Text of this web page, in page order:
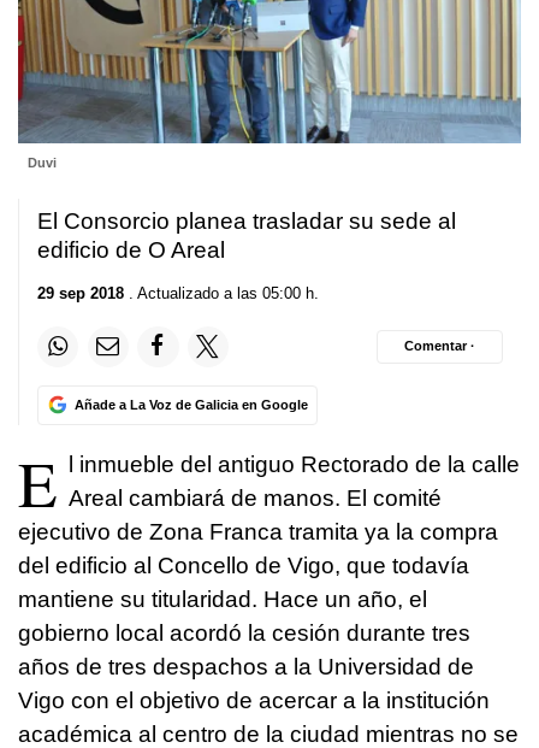
Duvi
El Consorcio planea trasladar su sede al
edificio de O Areal
29 sep 2018 . Actualizado a las 05:00 h.
Añade a La Voz de Galicia en Google
Comentar ·
E l inmueble del antiguo Rectorado de la calle
Areal cambiará de manos. El comité
ejecutivo de Zona Franca tramita ya la compra
del edificio al Concello de Vigo, que todavía
mantiene su titularidad. Hace un año, el
gobierno local acordó la cesión durante tres
años de tres despachos a la Universidad de
Vigo con el objetivo de acercar a la institución
académica al centro de la ciudad mientras no se